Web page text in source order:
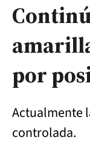
por
Actualmente
controlada.